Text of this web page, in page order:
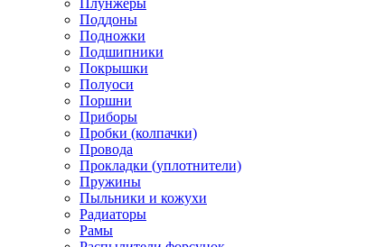
Плунжеры
Поддоны
Подножки
Подшипники
Покрышки
Полуоси
Поршни
Приборы
Пробки (колпачки)
Провода
Прокладки (уплотнители)
Пружины
Пыльники и кожухи
Радиаторы
Рамы